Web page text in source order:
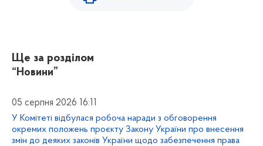
Ще за розділом
“Новини”
05 серпня 2026 16:11
У Комітеті відбулася робоча наради з обговорення
окремих положень проєкту Закону України про внесення
змін до деяких законів України щодо забезпечення права